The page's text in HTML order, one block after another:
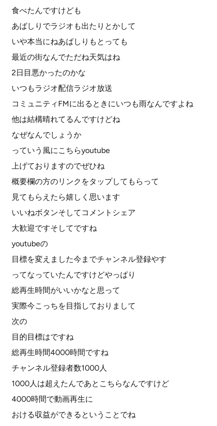
食べたんですけども
あばしりでラジオも出たりとかして
いや本当にねあばしりもとっても
最近の街なんでただね天気はね
2日目悪かったのかな
いつもラジオ配信ラジオ放送
コミュニティFMに出るときにいつも雨なんですよね
他は結構晴れてるんですけどね
なぜなんでしょうか
っていう風にこちらyoutube
上げておりますのでぜひね
概要欄の方のリンクをタップしてもらって
見てもらえたら嬉しく思います
いいねボタンそしてコメントシェア
大歓迎ですそしてですね
youtubeの
目標を変えました今までチャンネル登録やす
ってなっていたんですけどやっぱり
総再生時間がいいかなと思って
実際今こっちを目指しておりまして
次の
目的目標はですね
総再生時間4000時間ですね
チャンネル登録者数1000人
1000人は超えたんであとこちらなんですけど
4000時間で動画再生に
おける収益ができるということでね